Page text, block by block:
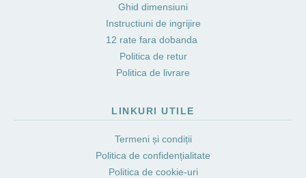
Ghid dimensiuni
Instructiuni de ingrijire
12 rate fara dobanda
Politica de retur
Politica de livrare
LINKURI UTILE
Termeni și condiții
Politica de confidențialitate
Politica de cookie-uri